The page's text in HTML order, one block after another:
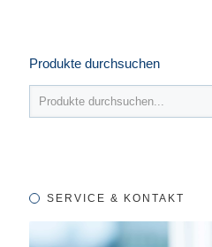
Produkte durchsuchen
SERVICE & KONTAKT